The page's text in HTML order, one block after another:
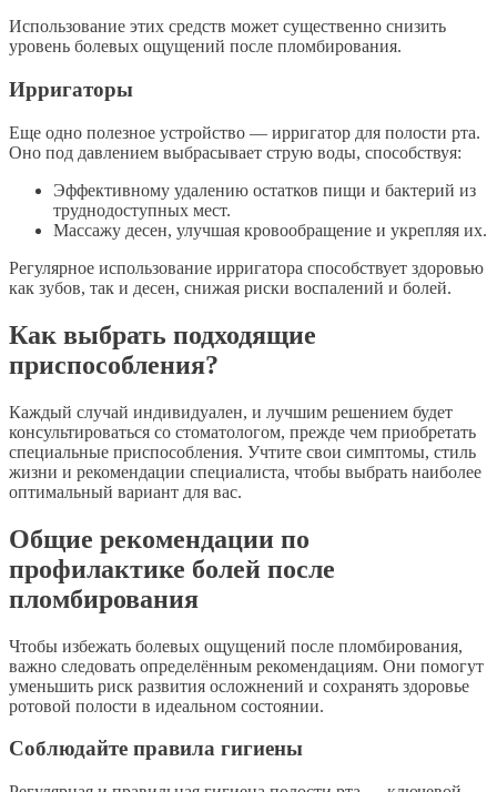
Использование этих средств может существенно снизить
уровень болевых ощущений после пломбирования.
Ирригаторы
Еще одно полезное устройство — ирригатор для полости рта.
Оно под давлением выбрасывает струю воды, способствуя:
Эффективному удалению остатков пищи и бактерий из
труднодоступных мест.
Массажу десен, улучшая кровообращение и укрепляя их.
Регулярное использование ирригатора способствует здоровью
как зубов, так и десен, снижая риски воспалений и болей.
Как выбрать подходящие
приспособления?
Каждый случай индивидуален, и лучшим решением будет
консультироваться со стоматологом, прежде чем приобретать
специальные приспособления. Учтите свои симптомы, стиль
жизни и рекомендации специалиста, чтобы выбрать наиболее
оптимальный вариант для вас.
Общие рекомендации по
профилактике болей после
пломбирования
Чтобы избежать болевых ощущений после пломбирования,
важно следовать определённым рекомендациям. Они помогут
уменьшить риск развития осложнений и сохранять здоровье
ротовой полости в идеальном состоянии.
Соблюдайте правила гигиены